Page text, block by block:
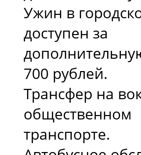
Ужин в
доступен за
700 рублей.
Трансфер на
общественном
транспорте.